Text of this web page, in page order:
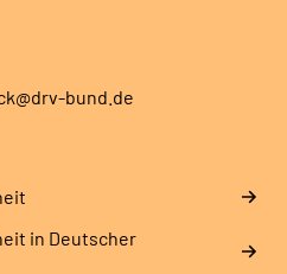
bund.de
in Deutscher